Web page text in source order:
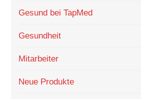
Gesund bei TapMed
Gesundheit
Mitarbeiter
Neue Produkte